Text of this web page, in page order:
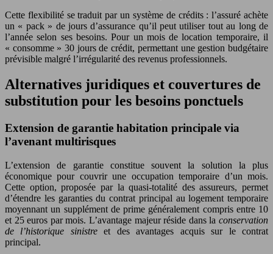
Cette flexibilité se traduit par un système de crédits : l’assuré achète
un « pack » de jours d’assurance qu’il peut utiliser tout au long de
l’année selon ses besoins. Pour un mois de location temporaire, il
« consomme » 30 jours de crédit, permettant une gestion budgétaire
prévisible malgré l’irrégularité des revenus professionnels.
Alternatives juridiques et couvertures de
substitution pour les besoins ponctuels
Extension de garantie habitation principale via
l’avenant multirisques
L’extension de garantie constitue souvent la solution la plus
économique pour couvrir une occupation temporaire d’un mois.
Cette option, proposée par la quasi-totalité des assureurs, permet
d’étendre les garanties du contrat principal au logement temporaire
moyennant un supplément de prime généralement compris entre 10
et 25 euros par mois. L’avantage majeur réside dans la conservation
de l’historique sinistreet des avantages acquis sur le contrat
principal.